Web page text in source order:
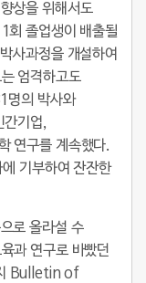
상을 위해서도
회 졸업생이 배출될
사과정을 개설하여
엄격하고도
명의 박사와
간기업,
연구를 계속했다.
기부하여 잔잔한
로 올라설 수
과 연구로 바빴던
Bulletin of